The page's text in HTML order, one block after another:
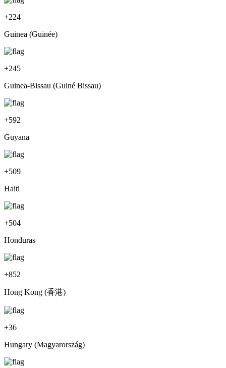
+224
Guinea (Guinée)
+245
Guinea-Bissau (Guiné Bissau)
+592
Guyana
+509
Haiti
+504
Honduras
+852
Hong Kong (香港)
+36
Hungary (Magyarország)